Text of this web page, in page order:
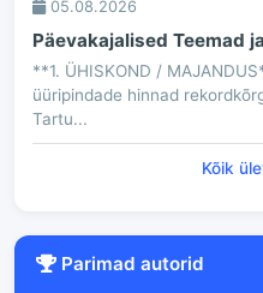
05.08.2026
Päevakajalised Teemad
**1. ÜHISKOND /
üüripindade hinnad
Tartu...
Kõik
Parimad autorid